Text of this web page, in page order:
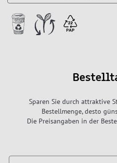
Sparen Sie durch attraktive
Bestellmenge, desto
Die Preisangaben in der